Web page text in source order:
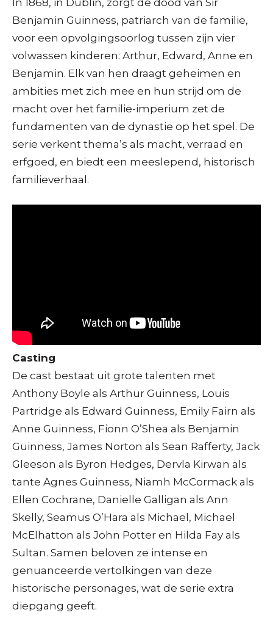
Benjamin Guinness, patriarch van de familie,
voor een opvolgingsoorlog tussen zijn vier
volwassen kinderen: Arthur, Edward, Anne en
Benjamin. Elk van hen draagt geheimen en
ambities met zich mee en hun strijd om de
macht over het familie-imperium zet de
fundamenten van de dynastie op het spel. De
serie verkent thema’s als macht, verraad en
erfgoed, en biedt een meeslepend, historisch
familieverhaal.
Casting
De cast bestaat uit grote talenten met
Anthony Boyle als Arthur Guinness, Louis
Partridge als Edward Guinness, Emily Fairn als
Anne Guinness, Fionn O’Shea als Benjamin
Guinness, James Norton als Sean Rafferty, Jack
Gleeson als Byron Hedges, Dervla Kirwan als
tante Agnes Guinness, Niamh McCormack als
Ellen Cochrane, Danielle Galligan als Ann
Skelly, Seamus O’Hara als Michael, Michael
McElhatton als John Potter en Hilda Fay als
Sultan. Samen beloven ze intense en
genuanceerde vertolkingen van deze
historische personages, wat de serie extra
diepgang geeft.